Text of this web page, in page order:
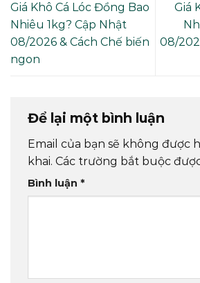
Giá Khô Cá Lóc Đồng Bao
Nhiêu 1kg? Cập Nhật
08/2026 & Cách Chế biến
ngon
Giá
08/
Để lại một bình luận
Email của bạn sẽ không được
khai. Các trường bắt buộc
Bình luận *